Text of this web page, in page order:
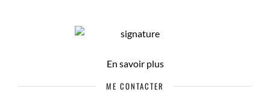
En savoir plus
ME CONTACTER